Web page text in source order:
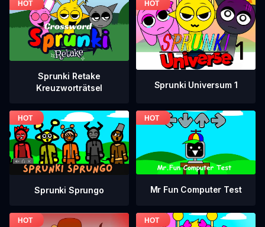
Sprunki Retake
Kreuzworträtsel
Sprunki Universum 1
Sprunki Sprungo Mr Fun Computer Test